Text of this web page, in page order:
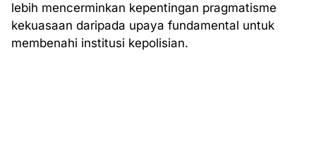
lebih mencerminkan kepentingan pragmatisme
kekuasaan daripada upaya fundamental untuk
membenahi institusi kepolisian.